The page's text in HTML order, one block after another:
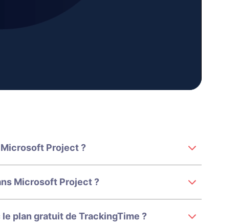
Project ?
Microsoft Project ?
plan gratuit de TrackingTime ?